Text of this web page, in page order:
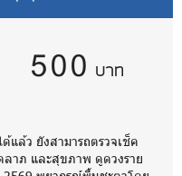
500 บาท
แล้ว ยังสามารถตรวจเช็ค
ลาภ และสุขภาพ ดูดวงราย